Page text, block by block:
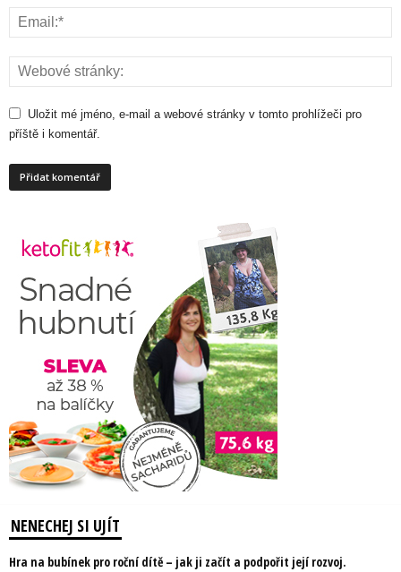
Uložit mé jméno, e-mail a webové stránky v tomto prohlížeči pro
příště i komentář.
NENECHEJ SI UJÍT
Hra na bubínek pro roční dítě – jak ji začít a podpořit její rozvoj.